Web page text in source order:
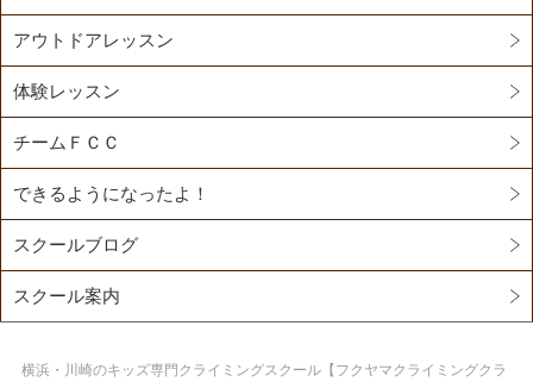
アウトドアレッスン
体験レッスン
チームＦＣＣ
できるようになったよ！
スクールブログ
スクール案内
横浜・川崎のキッズ専門クライミングスクール【フクヤマクライミングクラ